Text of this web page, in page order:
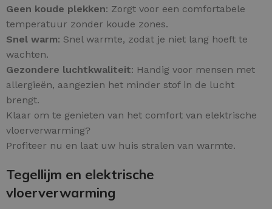
Geen koude plekken: Zorgt voor een comfortabele
temperatuur zonder koude zones.
Snel warm: Snel warmte, zodat je niet lang hoeft te
wachten.
Gezondere luchtkwaliteit: Handig voor mensen met
allergieën, aangezien het minder stof in de lucht
brengt.
Klaar om te genieten van het comfort van elektrische
vloerverwarming?
Profiteer nu en laat uw huis stralen van warmte.
Tegellijm en elektrische
vloerverwarming